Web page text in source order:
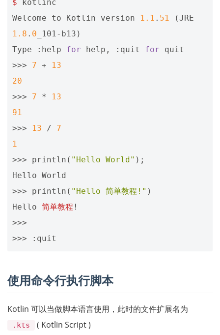
$
kotlinc
Welcome
to Kotlin version 1.1 . 51 (JRE
1.8 . 0 _101- b13 )
Type
: help for help , : quit for
quit
>>>
7 +
13
20
>>>
7 *
13
91
>>>
13 /
7
1
>>>
println ( "Hello World" );
Hello World
>>>
println ( "Hello 简单教程!" )
Hello 简单教程 !
>>>
>>>
: quit
使用命令行执行脚本
Kotlin 可以当做脚本语言使用，此时的文件扩展名为
.kts ( Kotlin Script )